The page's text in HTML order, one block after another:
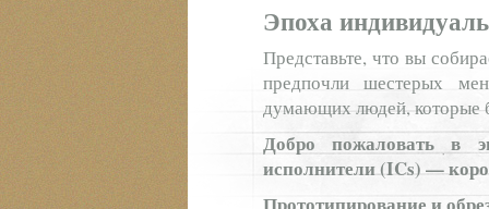
Эпоха
Представьте, что вы
предпочли шестерых
думающих людей, которые
Добро пожаловать в
исполнители (ICs) —